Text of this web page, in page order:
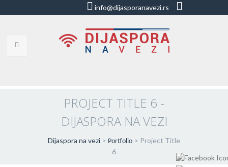
info@dijasporanavezi.rs
8528011
BLOG
VIDEO
O NAMA
PROJECT TITLE 6 -
DIJASPORA NA VEZI
Dijaspora na vezi > Portfolio > Project Title
6